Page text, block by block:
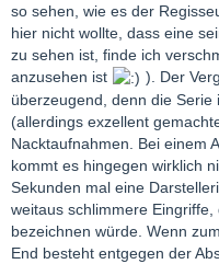
so sehen, wie es der
hier nicht wollte, dass eine
zu sehen ist, finde ich
anzusehen ist
). Der
überzeugend, denn die
(allerdings exzellent
Nacktaufnahmen. Bei einem
kommt es hingegen wirklich
Sekunden mal eine
weitaus schlimmere
bezeichnen würde. Wenn
End besteht entgegen der